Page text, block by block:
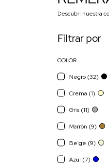
Descubrí nuestra
Filtrar por
COLOR
Negro (32)
Crema (1)
Gris (11)
Marrón (9)
Beige (9)
Azul (7)